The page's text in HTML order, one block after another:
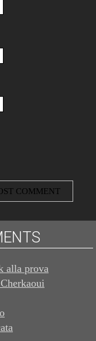
alla prova